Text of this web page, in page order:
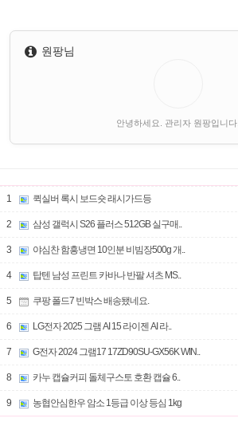
원팡님
안녕하세요. 관리자 원팡입니다.
1 퀵실버 록시 보드숏 래시가드등
2 삼성 갤럭시 S26 플러스 512GB 실구매..
3 야심찬 함흥냉면 10인분 비빔장500g 개..
4 탑텐 남성 프린트 카바나 반팔 셔츠 MS..
5 쿠팡 폴드7 빈박스 배송됐네요.
6 LG전자 2025 그램 AI 15 라이젠 AI 라..
7 G전자 2024 그램17 17ZD90SU-GX56K WIN..
8 카누 캡슐커피 돌체구스토 호환 캡슐 6..
9 농협안심한우 암소 1등급 이상 등심 1kg